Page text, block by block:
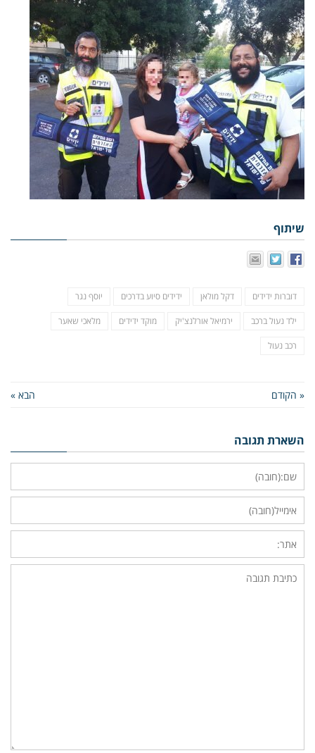
שיתוף
דוברות ידידים דקל מולאן ידידים סיוע בדרכים יוסף נגר
ילד נעול ברכב ירמיאל אורלנצ'יק מוקד ידידים מלאכי שאער
רכב נעול
« הקודם הבא »
השארת תגובה